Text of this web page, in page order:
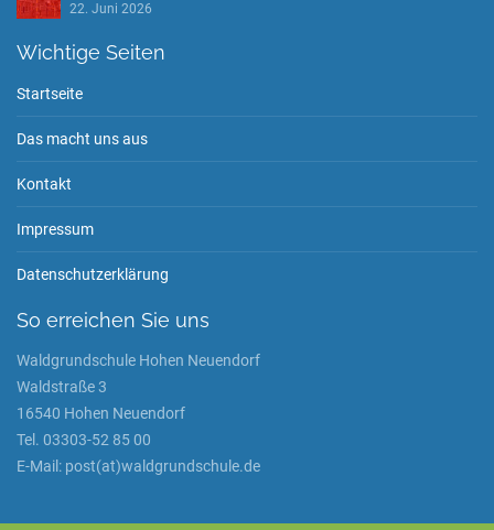
22. Juni 2026
Wichtige Seiten
Startseite
Das macht uns aus
Kontakt
Impressum
Datenschutzerklärung
So erreichen Sie uns
Waldgrundschule Hohen Neuendorf
Waldstraße 3
16540 Hohen Neuendorf
Tel. 03303-52 85 00
E-Mail: post(at)waldgrundschule.de